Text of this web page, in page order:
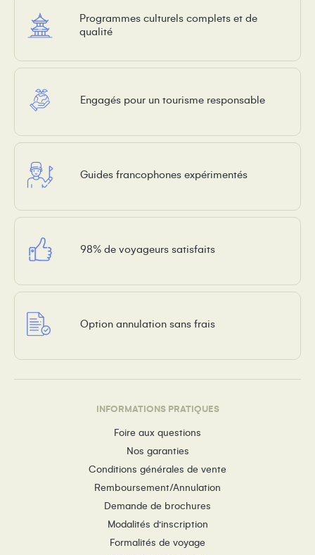
Programmes culturels complets et de
qualité
Engagés pour un tourisme responsable
Guides francophones expérimentés
98% de voyageurs satisfaits
Option annulation sans frais
INFORMATIONS PRATIQUES
Foire aux questions
Nos garanties
Conditions générales de vente
Remboursement/Annulation
Demande de brochures
Modalités d’inscription
Formalités de voyage